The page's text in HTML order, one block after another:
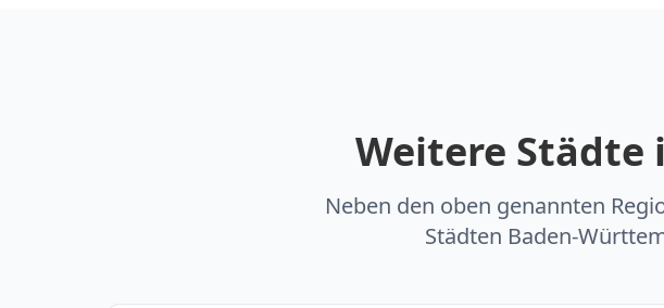
Weitere Städte
Neben den oben genannten
Städten Baden-